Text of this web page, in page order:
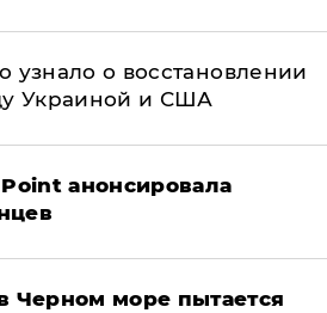
о восстановлении
Украиной и США
анонсировала
Черном море пытается